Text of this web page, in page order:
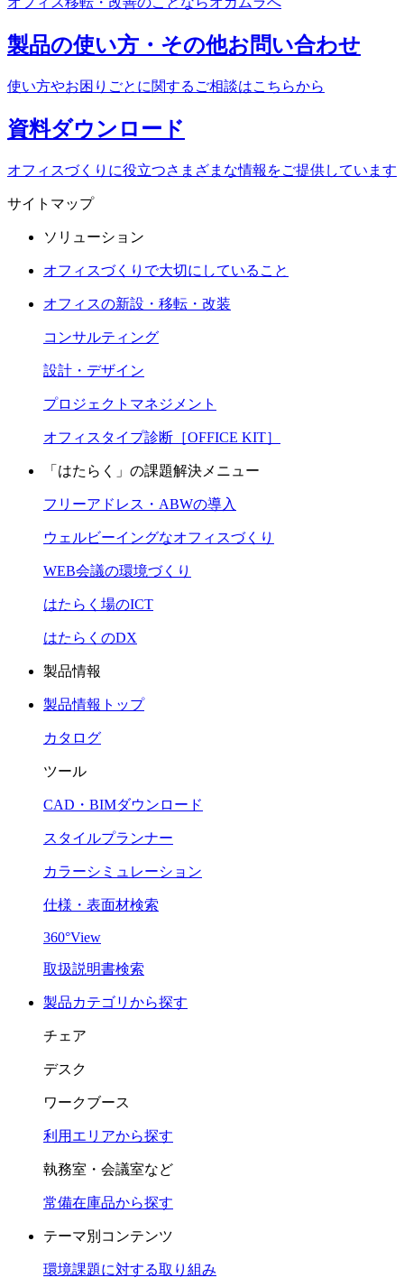
製品の使い方・ その他お問い合わせ
使い方やお困りごとに関する ご相談はこちらから
資料ダウンロード
オフィスづくりに役立つさまざまな情報をご提供しています
サイトマップ
ソリューション
オフィスづくりで大切にしていること
オフィスの新設・移転・改装
コンサルティング
設計・デザイン
プロジェクトマネジメント
オフィスタイプ診断［OFFICE KIT］
「はたらく」の課題解決メニュー
フリーアドレス・ABWの導入
ウェルビーイングなオフィスづくり
WEB会議の環境づくり
はたらく場のICT
はたらくのDX
製品情報
製品情報トップ
カタログ
ツール
CAD・BIMダウンロード
スタイルプランナー
カラーシミュレーション
仕様・表面材検索
360°View
取扱説明書検索
製品カテゴリから探す
チェア
デスク
ワークブース
利用エリアから探す
執務室・会議室など
常備在庫品から探す
テーマ別コンテンツ
環境課題に対する取り組み